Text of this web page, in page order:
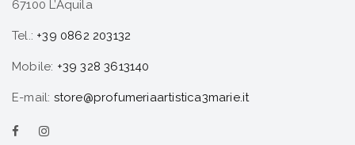
67100 L’Aquila
Tel.: +39 0862 203132
Mobile: +39 328 3613140
E-mail: store@profumeriaartistica3marie.it